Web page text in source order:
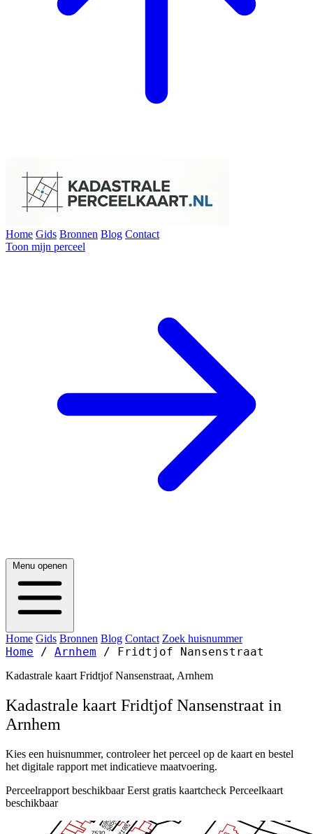
Home Gids Bronnen Blog Contact
Toon mijn perceel
Menu openen
Home Gids Bronnen Blog Contact Zoek huisnummer
Home / Arnhem / Fridtjof Nansenstraat
Kadastrale kaart Fridtjof Nansenstraat, Arnhem
Kadastrale kaart Fridtjof Nansenstraat in
Arnhem
Kies een huisnummer, controleer het perceel op de kaart en bestel
het digitale rapport met indicatieve maatvoering.
Perceelrapport beschikbaar Eerst gratis kaartcheck Perceelkaart
beschikbaar